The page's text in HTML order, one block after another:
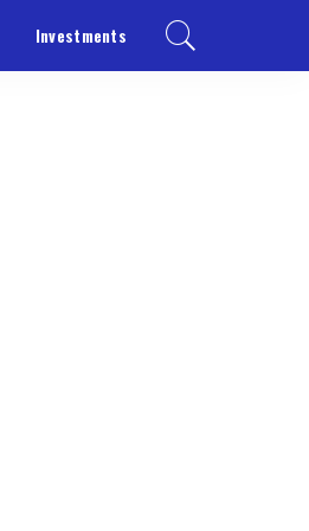
Investments